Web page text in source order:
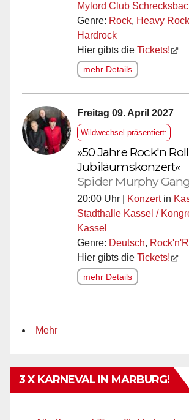
Mylord Club
Genre: Rock, Heavy Rock
Hardrock
Hier gibts die Tickets!
mehr Details
Freitag 09. April 2027
Wildwechsel präsentiert:
»50 Jahre Rock'n
Jubiläumskonzert«
Spider Murphy Gang
20:00 Uhr | Konzertin
Stadthalle Kassel /
Kassel
Genre: Deutsch,
Hier gibts die Tickets!
mehr Details
Mehr
3 X KARNEVAL IN MARBURG!